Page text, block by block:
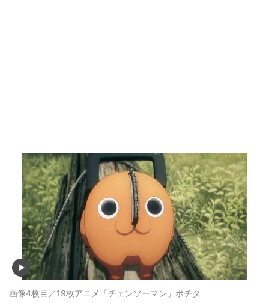
画像4枚目／19枚アニメ「チェンソーマン」ポチタ